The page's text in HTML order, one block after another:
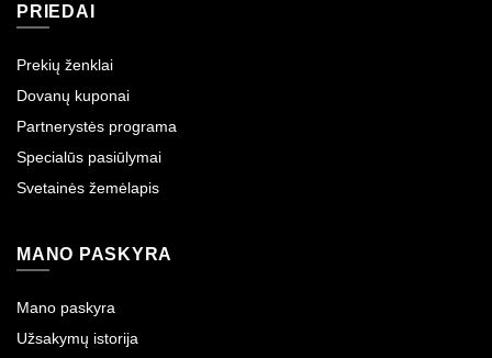
PRIEDAI
Prekių ženklai
Dovanų kuponai
Partnerystės programa
Specialūs pasiūlymai
Svetainės žemėlapis
MANO PASKYRA
Mano paskyra
Užsakymų istorija